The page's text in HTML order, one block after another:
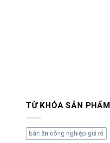
TỪ KHÓA SẢN PHẨM
bàn ăn công nghiệp giá rẻ